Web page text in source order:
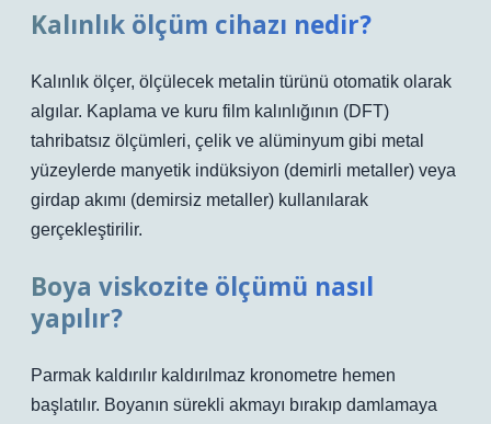
Kalınlık ölçüm cihazı nedir?
Kalınlık ölçer, ölçülecek metalin türünü otomatik olarak
algılar. Kaplama ve kuru film kalınlığının (DFT)
tahribatsız ölçümleri, çelik ve alüminyum gibi metal
yüzeylerde manyetik indüksiyon (demirli metaller) veya
girdap akımı (demirsiz metaller) kullanılarak
gerçekleştirilir.
Boya viskozite ölçümü nasıl
yapılır?
Parmak kaldırılır kaldırılmaz kronometre hemen
başlatılır. Boyanın sürekli akmayı bırakıp damlamaya